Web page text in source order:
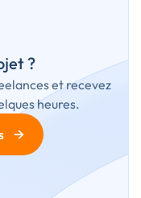
?
et recevez
heures.
→